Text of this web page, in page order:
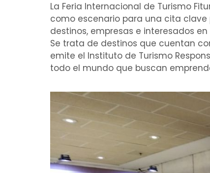
La Feria Internacional de Turismo
como escenario para una cita clave
destinos, empresas e interesados
Se trata de destinos que cuentan
emite el Instituto de Turismo
todo el mundo que buscan